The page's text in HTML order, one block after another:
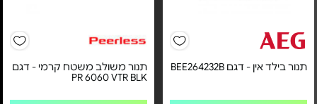
תנור בילד אין - דגם BEE264232B
תנור משולב משטח קרמי - דגם
PR 6060 VTR BLK